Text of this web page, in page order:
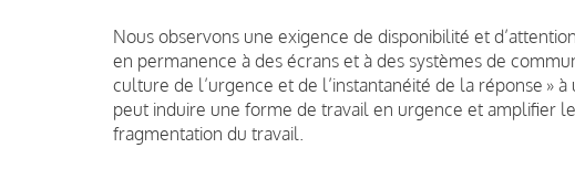
Nous observons une exigence de disponibilité et
en permanence à des écrans et à des systèmes de
culture de l’urgence et de l’instantanéité de la réponse »
peut induire une forme de travail en urgence et amplifier
fragmentation du travail.